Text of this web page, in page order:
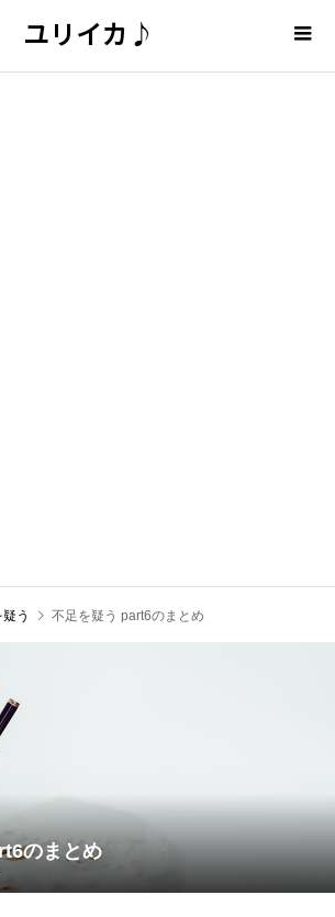
ユリイカ♪
う 不足を疑う part6のまとめ
のまとめ